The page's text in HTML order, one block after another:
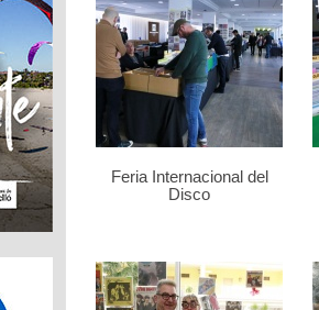
Feria Internacional del
Disco